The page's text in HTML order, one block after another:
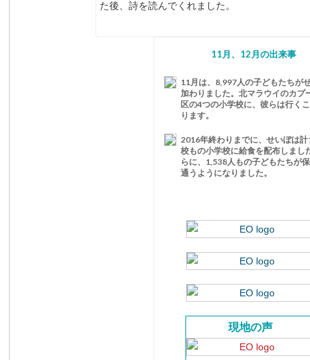
た後、詩を読んでくれました。
11月、12月の出来事
11月は、8,997人の子どもたちが
加わりました。北マラウイのカプ
区の4つの小学校に、彼らは行く
ります。
2016年終わりまでに、せいぼは
校もの小学校に給食を配布しまし
らに、1,538人もの子どもたちが
通うようになりました。
現地の声